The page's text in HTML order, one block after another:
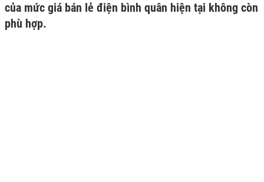
của mức giá bán lẻ điện bình quân hiện tại không còn
phù hợp.